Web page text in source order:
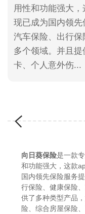
用性和功能强大，
现已成为国内领
汽车保险、出行
多个领域。并且
卡、个人意外伤...
向日葵保险是一款
和功能强大，这款
国内领先保险服务
行保险、健康保险
供了多种类型产品
险、综合房屋保险